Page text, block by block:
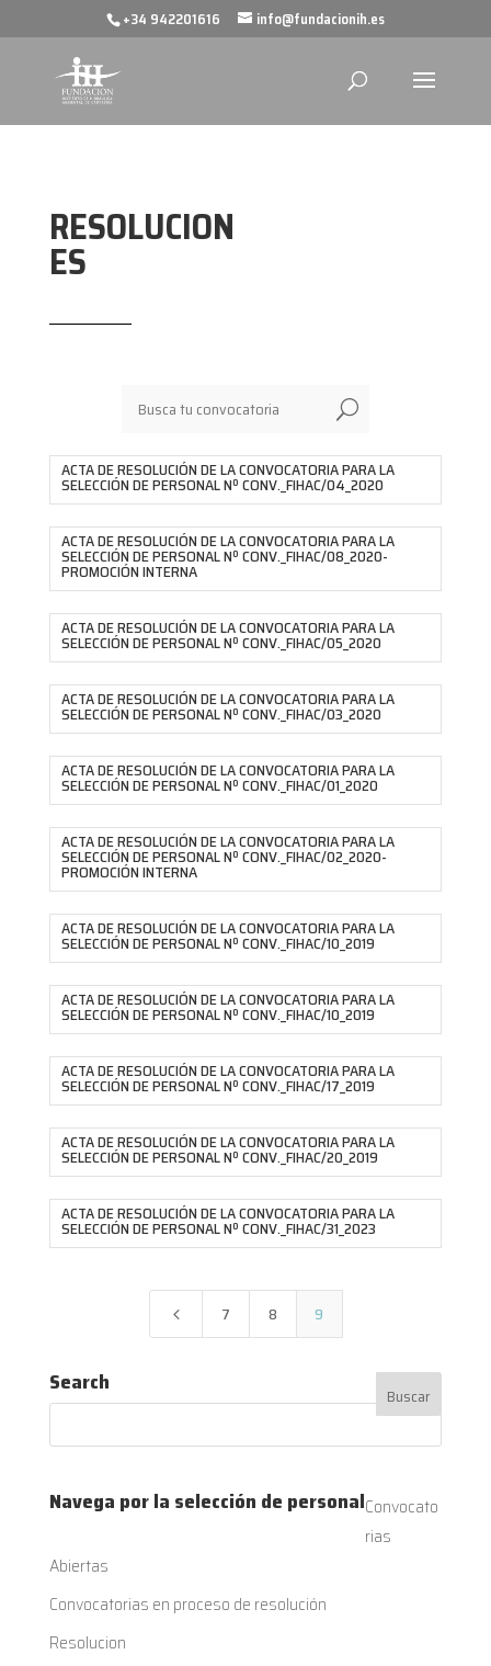
+34 942201616 info@fundacionih.es
RESOLUCION
ES
U
ACTA DE RESOLUCIÓN DE LA CONVOCATORIA PARA LA
SELECCIÓN DE PERSONAL Nº CONV._FIHAC/04_2020
ACTA DE RESOLUCIÓN DE LA CONVOCATORIA PARA LA
SELECCIÓN DE PERSONAL Nº CONV._FIHAC/08_2020-
PROMOCIÓN INTERNA
ACTA DE RESOLUCIÓN DE LA CONVOCATORIA PARA LA
SELECCIÓN DE PERSONAL Nº CONV._FIHAC/05_2020
ACTA DE RESOLUCIÓN DE LA CONVOCATORIA PARA LA
SELECCIÓN DE PERSONAL Nº CONV._FIHAC/03_2020
ACTA DE RESOLUCIÓN DE LA CONVOCATORIA PARA LA
SELECCIÓN DE PERSONAL Nº CONV._FIHAC/01_2020
ACTA DE RESOLUCIÓN DE LA CONVOCATORIA PARA LA
SELECCIÓN DE PERSONAL Nº CONV._FIHAC/02_2020-
PROMOCIÓN INTERNA
ACTA DE RESOLUCIÓN DE LA CONVOCATORIA PARA LA
SELECCIÓN DE PERSONAL Nº CONV._FIHAC/10_2019
ACTA DE RESOLUCIÓN DE LA CONVOCATORIA PARA LA
SELECCIÓN DE PERSONAL Nº CONV._FIHAC/10_2019
ACTA DE RESOLUCIÓN DE LA CONVOCATORIA PARA LA
SELECCIÓN DE PERSONAL Nº CONV._FIHAC/17_2019
ACTA DE RESOLUCIÓN DE LA CONVOCATORIA PARA LA
SELECCIÓN DE PERSONAL Nº CONV._FIHAC/20_2019
ACTA DE RESOLUCIÓN DE LA CONVOCATORIA PARA LA
SELECCIÓN DE PERSONAL Nº CONV._FIHAC/31_2023
4 7 8 9
Search
Navega por la selección de personalConvocato
rias
Abiertas
Convocatorias en proceso de resolución
Resolucion